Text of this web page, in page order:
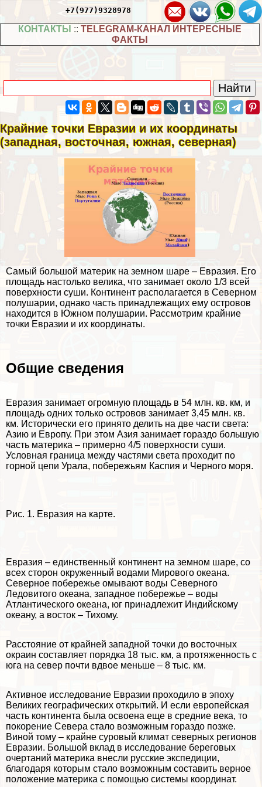
+7(977)9328978
КОНТАКТЫ :: TELEGRAM-КАНАЛ ИНТЕРЕСНЫЕ
ФАКТЫ
Крайние точки Евразии и их координаты
(западная, восточная, южная, северная)
Самый большой материк на земном шаре – Евразия. Его
площадь настолько велика, что занимает около 1/3 всей
поверхности суши. Континент располагается в Северном
полушарии, однако часть принадлежащих ему островов
находится в Южном полушарии. Рассмотрим крайние
точки Евразии и их координаты.
Общие сведения
Евразия занимает огромную площадь в 54 млн. кв. км, и
площадь одних только островов занимает 3,45 млн. кв.
км. Исторически его принято делить на две части света:
Азию и Европу. При этом Азия занимает гораздо большую
часть материка – примерно 4/5 поверхности суши.
Условная граница между частями света проходит по
горной цепи Урала, побережьям Каспия и Черного моря.
Рис. 1. Евразия на карте.
Евразия – единственный континент на земном шаре, со
всех сторон окруженный водами Мирового океана.
Северное побережье омывают воды Северного
Ледовитого океана, западное побережье – воды
Атлантического океана, юг принадлежит Индийскому
океану, а восток – Тихому.
Расстояние от крайней западной точки до восточных
окраин составляет порядка 18 тыс. км, а протяженность с
юга на север почти вдвое меньше – 8 тыс. км.
Активное исследование Евразии проходило в эпоху
Великих географических открытий. И если европейская
часть континента была освоена еще в средние века, то
покорение Севера стало возможным гораздо позже.
Виной тому – крайне суровый климат северных регионов
Евразии. Большой вклад в исследование береговых
очертаний материка внесли русские экспедиции,
благодаря которым стало возможным составить верное
положение материка с помощью системы координат.